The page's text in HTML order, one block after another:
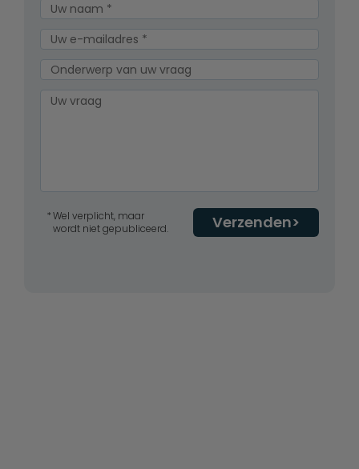
Verzenden
Wel verplicht, maar
wordt niet gepubliceerd.